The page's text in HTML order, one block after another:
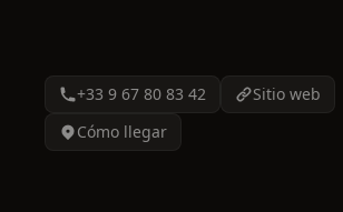
+33 9 67 80 83 42
Sitio web
Cómo llegar